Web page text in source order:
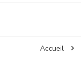
Accueil